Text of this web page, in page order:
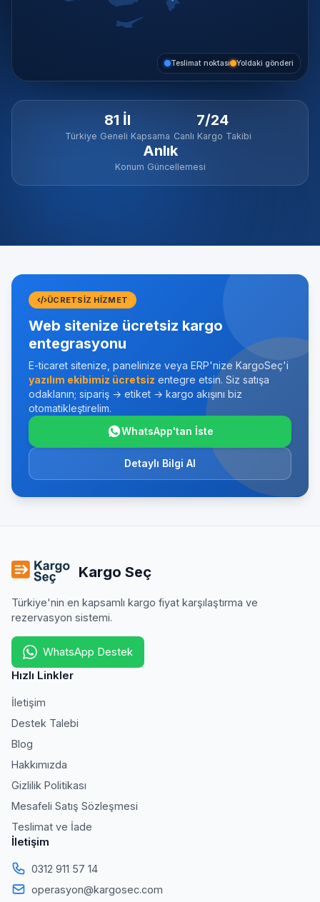
Teslimat noktası Yoldaki gönderi
81 İl
Türkiye Geneli Kapsama
7/24
Canlı Kargo Takibi
Anlık
Konum Güncellemesi
ÜCRETSIZ HIZMET
Web sitenize ücretsiz kargo
entegrasyonu
E-ticaret sitenize, panelinize veya ERP'nize KargoSeç'i
yazılım ekibimiz ücretsiz entegre etsin. Siz satışa
odaklanın; sipariş → etiket → kargo akışını biz
otomatikleştirelim.
WhatsApp'tan İste
Detaylı Bilgi Al
Kargo Seç
Türkiye'nin en kapsamlı kargo fiyat karşılaştırma ve
rezervasyon sistemi.
WhatsApp Destek
Hızlı Linkler
İletişim
Destek Talebi
Blog
Hakkımızda
Gizlilik Politikası
Mesafeli Satış Sözleşmesi
Teslimat ve İade
İletişim
0312 911 57 14
operasyon@kargosec.com